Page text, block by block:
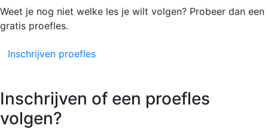
Weet je nog niet welke les je wilt volgen? Probeer dan een
gratis proefles.
Inschrijven proefles
Inschrijven of een proefles
volgen?